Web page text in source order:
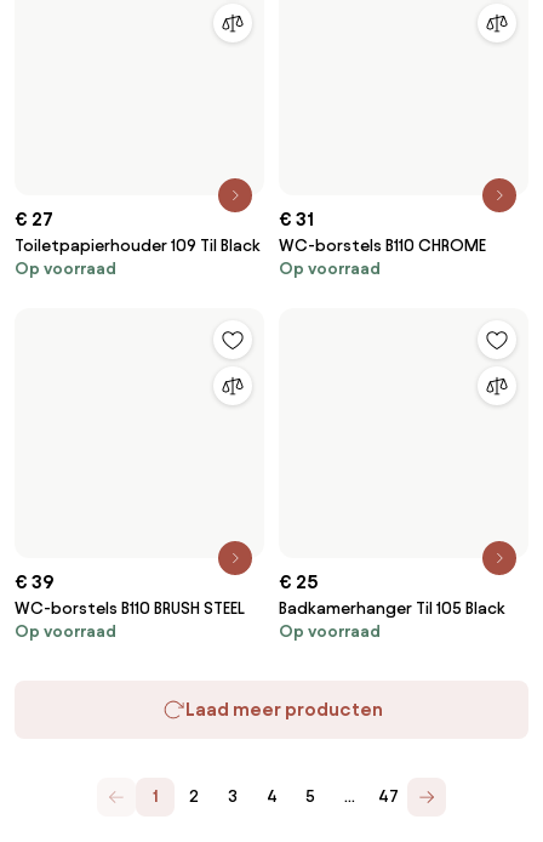
€ 27
Toiletpapierhouder 109 Til Black
Op voorraad
€ 31
WC-borstels B110 CHROME
Op voorraad
€ 39
WC-borstels B110 BRUSH STEEL
Op voorraad
€ 25
Badkamerhanger Til 105 Black
Op voorraad
Laad meer producten
1 2 3 4 5 … 47